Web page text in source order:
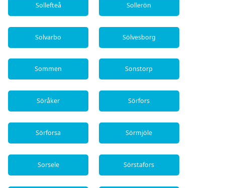
Sollefteå Sollerön
Solvarbo Sölvesborg
Sommen Sonstorp
Söråker Sörfors
Sörforsa Sörmjöle
Sorsele Sörstafors